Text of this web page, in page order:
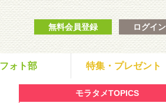
無料会員登録 ログイン
フォト部 特集・プレゼント
モラタメTOPICS